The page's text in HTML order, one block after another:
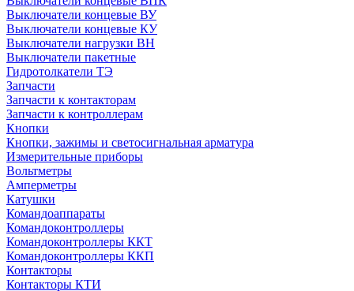
Выключатели концевые ВУ
Выключатели концевые КУ
Выключатели нагрузки ВН
Выключатели пакетные
Гидротолкатели ТЭ
Запчасти
Запчасти к контакторам
Запчасти к контроллерам
Кнопки
Кнопки, зажимы и светосигнальная арматура
Измерительные приборы
Вольтметры
Амперметры
Катушки
Командоаппараты
Командоконтроллеры
Командоконтроллеры ККТ
Командоконтроллеры ККП
Контакторы
Контакторы КТИ